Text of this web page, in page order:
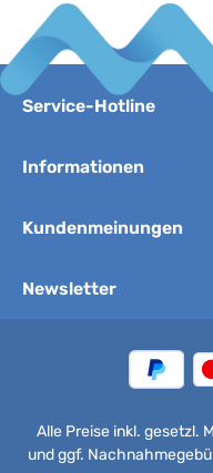
Service-Hotline
Informationen
Kundenmeinungen
Newsletter
Alle Preise inkl. gesetzl.
und ggf.